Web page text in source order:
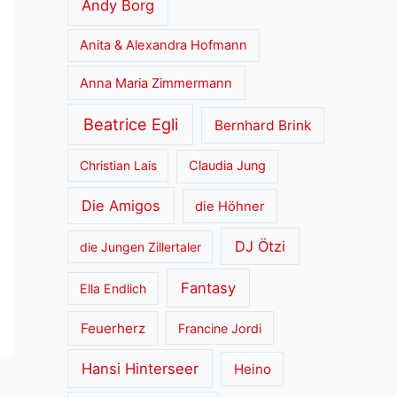
Andy Borg
Anita & Alexandra Hofmann
Anna Maria Zimmermann
Beatrice Egli Bernhard Brink
Christian Lais Claudia Jung
Die Amigos die Höhner
die Jungen Zillertaler DJ Ötzi
Ella Endlich Fantasy
Feuerherz Francine Jordi
Hansi Hinterseer Heino